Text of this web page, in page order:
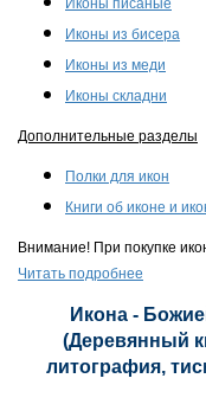
Иконы писаные
Иконы из бисера
Иконы из меди
Иконы складни
Дополнительные разделы
Полки для икон
Книги об иконе и
Внимание! При покупке
Читать подробнее
Икона -
(Деревянный
литография,